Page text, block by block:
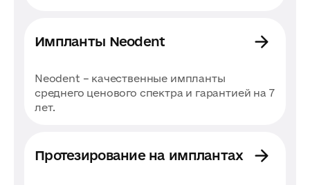
Благодаря современным методам, включая
минимальной травматичностью и высоким
уровнем комфорта для пациентов.
Квалифицированные хирурги и
клинических случаях.
Импланты Neodent
Neodent – ​​качественные импланты
среднего ценового спектра и гарантией на 7
лет.
Протезирование на имплантах